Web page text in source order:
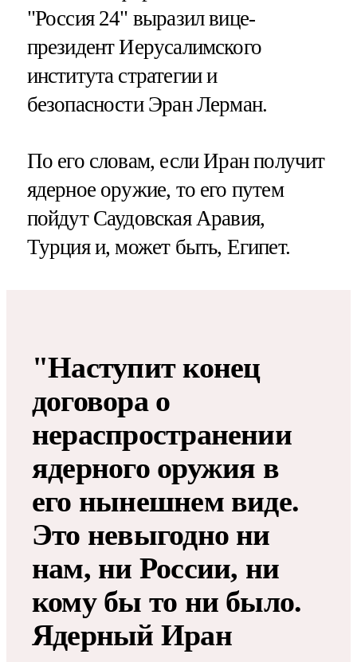
"Россия 24" выразил вице-
президент Иерусалимского
института стратегии и
безопасности Эран Лерман.
По его словам, если Иран получит
ядерное оружие, то его путем
пойдут Саудовская Аравия,
Турция и, может быть, Египет.
"Наступит конец
договора о
нераспространении
ядерного оружия в
его нынешнем виде.
Это невыгодно ни
нам, ни России, ни
кому бы то ни было.
Ядерный Иран